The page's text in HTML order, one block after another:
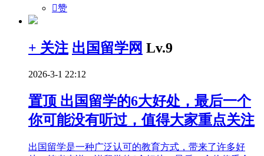
赞
+ 关注 出国留学网 Lv.9
2026-3-1 22:12
置顶 出国留学的6大好处，最后一个
你可能没有听过，值得大家重点关注
出国留学是一种广泛认可的教育方式，带来了许多好